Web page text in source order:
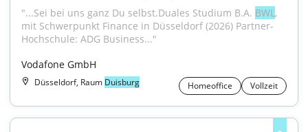
"...Sei bei uns ganz Du selbst.Duales Studium B.A. BWL,
mit Schwerpunkt Finance in Düsseldorf (2026) Partner-
Hochschule: ADG Business..."
Vodafone GmbH
Düsseldorf, Raum Duisburg Homeoffice Vollzeit